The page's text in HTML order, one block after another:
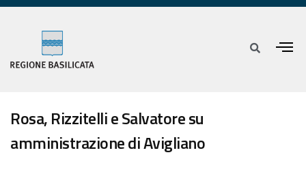
Rosa, Rizzitelli e Salvatore su
amministrazione di Avigliano